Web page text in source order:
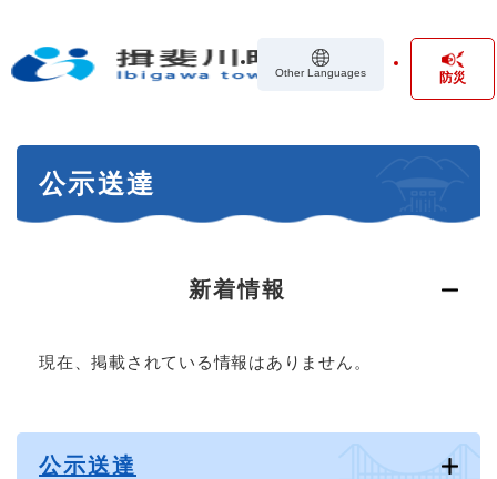
の
Other Languages 防災
公示送達
新着情報
現在、掲載されている情報はありません。
公示送達